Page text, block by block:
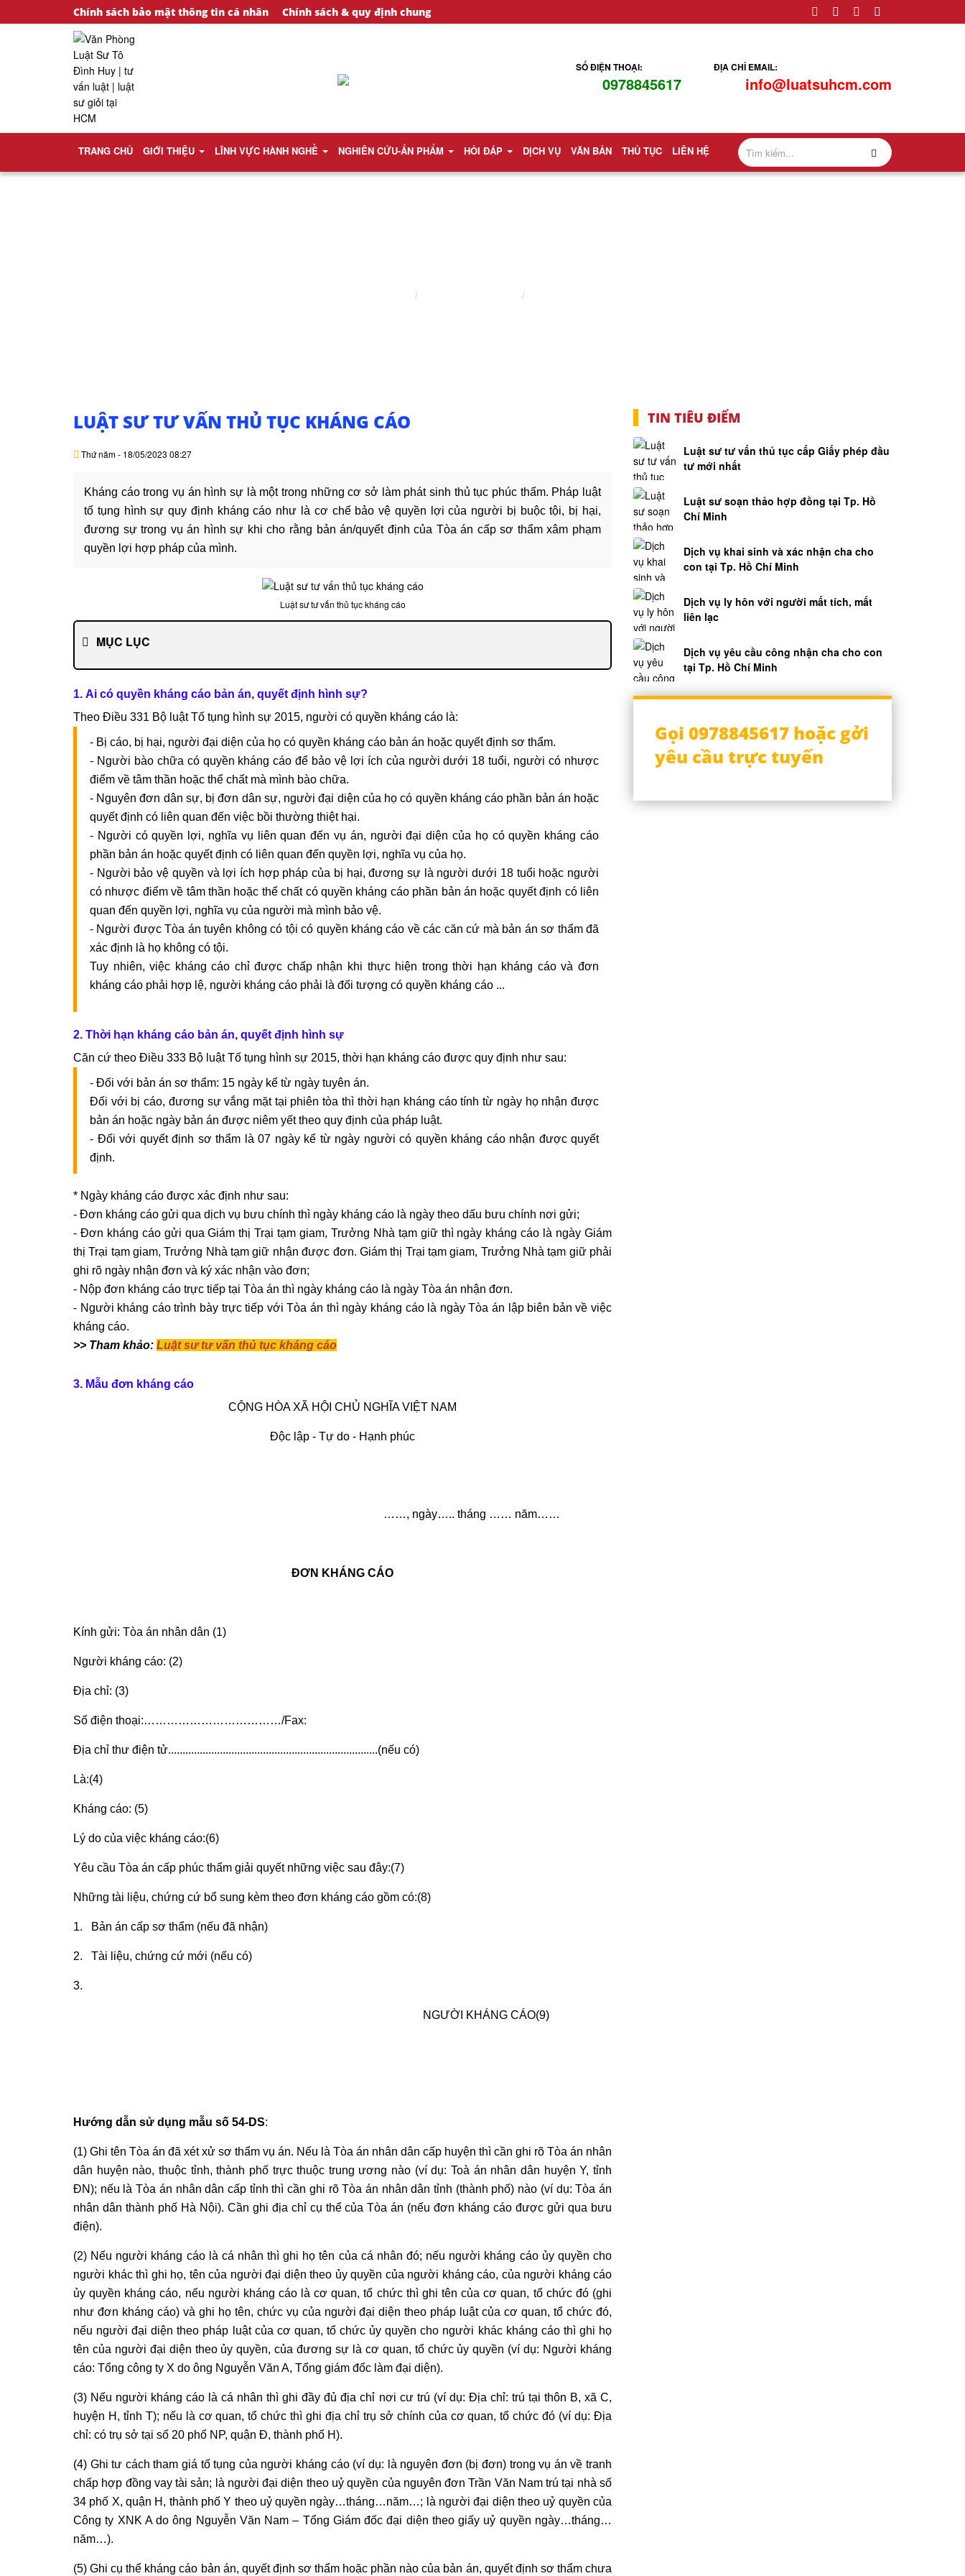
Chính sách bảo mật thông tin cá nhân Chính sách & quy định chung
SỐ ĐIỆN THOẠI:
0978845617
ĐỊA CHỈ EMAIL:
info@luatsuhcm.com
TRANG CHỦ GIỚI THIỆU LĨNH VỰC HÀNH NGHỀ NGHIÊN CỨU-ẤN PHẨM HỎI ĐÁP DỊCH VỤ VĂN BẢN THỦ TỤC LIÊN HỆ
LUẬT SƯ TƯ VẤN THỦ TỤC KHÁNG CÁO
Thứ năm - 18/05/2023 08:27
Kháng cáo trong vụ án hình sự là một trong những cơ sở làm phát sinh thủ tục phúc thẩm. Pháp luật
tố tụng hình sự quy định kháng cáo như là cơ chế bảo vệ quyền lợi của người bị buộc tội, bị hại,
đương sự trong vụ án hình sự khi cho rằng bản án/quyết định của Tòa án cấp sơ thẩm xâm phạm
quyền lợi hợp pháp của mình.
Luật sư tư vấn thủ tục kháng cáo
MỤC LỤC
1. Ai có quyền kháng cáo bản án, quyết định hình sự?
Theo Điều 331 Bộ luật Tố tụng hình sự 2015, người có quyền kháng cáo là:
- Bị cáo, bị hại, người đại diện của họ có quyền kháng cáo bản án hoặc quyết định sơ thẩm.
- Người bào chữa có quyền kháng cáo để bảo vệ lợi ích của người dưới 18 tuổi, người có nhược
điểm về tâm thần hoặc thể chất mà mình bào chữa.
- Nguyên đơn dân sự, bị đơn dân sự, người đại diện của họ có quyền kháng cáo phần bản án hoặc
quyết định có liên quan đến việc bồi thường thiệt hại.
- Người có quyền lợi, nghĩa vụ liên quan đến vụ án, người đại diện của họ có quyền kháng cáo
phần bản án hoặc quyết định có liên quan đến quyền lợi, nghĩa vụ của họ.
- Người bảo vệ quyền và lợi ích hợp pháp của bị hại, đương sự là người dưới 18 tuổi hoặc người
có nhược điểm về tâm thần hoặc thể chất có quyền kháng cáo phần bản án hoặc quyết định có liên
quan đến quyền lợi, nghĩa vụ của người mà mình bảo vệ.
- Người được Tòa án tuyên không có tội có quyền kháng cáo về các căn cứ mà bản án sơ thẩm đã
xác định là họ không có tội.
Tuy nhiên, việc kháng cáo chỉ được chấp nhận khi thực hiện trong thời hạn kháng cáo và đơn
kháng cáo phải hợp lệ, người kháng cáo phải là đối tượng có quyền kháng cáo ...
2. Thời hạn kháng cáo bản án, quyết định hình sự
Căn cứ theo Điều 333 Bộ luật Tố tụng hình sự 2015, thời hạn kháng cáo được quy định như sau:
- Đối với bản án sơ thẩm: 15 ngày kể từ ngày tuyên án.
Đối với bị cáo, đương sự vắng mặt tại phiên tòa thì thời hạn kháng cáo tính từ ngày họ nhận được
bản án hoặc ngày bản án được niêm yết theo quy định của pháp luật.
- Đối với quyết định sơ thẩm là 07 ngày kể từ ngày người có quyền kháng cáo nhận được quyết
định.
* Ngày kháng cáo được xác định như sau:
- Đơn kháng cáo gửi qua dịch vụ bưu chính thì ngày kháng cáo là ngày theo dấu bưu chính nơi gửi;
- Đơn kháng cáo gửi qua Giám thị Trại tạm giam, Trưởng Nhà tạm giữ thì ngày kháng cáo là ngày Giám
thị Trại tạm giam, Trưởng Nhà tạm giữ nhận được đơn. Giám thị Trại tạm giam, Trưởng Nhà tạm giữ phải
ghi rõ ngày nhận đơn và ký xác nhận vào đơn;
- Nộp đơn kháng cáo trực tiếp tại Tòa án thì ngày kháng cáo là ngày Tòa án nhận đơn.
- Người kháng cáo trình bày trực tiếp với Tòa án thì ngày kháng cáo là ngày Tòa án lập biên bản về việc
kháng cáo.
>> Tham khảo: Luật sư tư vấn thủ tục kháng cáo
3. Mẫu đơn kháng cáo
CỘNG HÒA XÃ HỘI CHỦ NGHĨA VIỆT NAM
Độc lập - Tự do - Hạnh phúc
……, ngày….. tháng …… năm……
ĐƠN KHÁNG CÁO
Kính gửi: Tòa án nhân dân (1)
Người kháng cáo: (2)
Địa chỉ: (3)
Số điện thoại:………………………………/Fax:
Địa chỉ thư điện tử.........................................................................(nếu có)
Là:(4)
Kháng cáo: (5)
Lý do của việc kháng cáo:(6)
Yêu cầu Tòa án cấp phúc thẩm giải quyết những việc sau đây:(7)
Những tài liệu, chứng cứ bổ sung kèm theo đơn kháng cáo gồm có:(8)
1. Bản án cấp sơ thẩm (nếu đã nhận)
2. Tài liệu, chứng cứ mới (nếu có)
3.
NGƯỜI KHÁNG CÁO(9)
Hướng dẫn sử dụng mẫu số 54-DS:
(1) Ghi tên Tòa án đã xét xử sơ thẩm vụ án. Nếu là Tòa án nhân dân cấp huyện thì cần ghi rõ Tòa án nhân
dân huyện nào, thuộc tỉnh, thành phố trực thuộc trung ương nào (ví dụ: Toà án nhân dân huyện Y, tỉnh
ĐN); nếu là Tòa án nhân dân cấp tỉnh thì cần ghi rõ Tòa án nhân dân tỉnh (thành phố) nào (ví dụ: Tòa án
nhân dân thành phố Hà Nội). Cần ghi địa chỉ cụ thể của Tòa án (nếu đơn kháng cáo được gửi qua bưu
điện).
(2) Nếu người kháng cáo là cá nhân thì ghi họ tên của cá nhân đó; nếu người kháng cáo ủy quyền cho
người khác thì ghi họ, tên của người đại diện theo ủy quyền của người kháng cáo, của người kháng cáo
ủy quyền kháng cáo, nếu người kháng cáo là cơ quan, tổ chức thì ghi tên của cơ quan, tổ chức đó (ghi
như đơn kháng cáo) và ghi họ tên, chức vụ của người đại diện theo pháp luật của cơ quan, tổ chức đó,
nếu người đại diện theo pháp luật của cơ quan, tổ chức ủy quyền cho người khác kháng cáo thì ghi họ
tên của người đại diện theo ủy quyền, của đương sự là cơ quan, tổ chức ủy quyền (ví dụ: Người kháng
cáo: Tổng công ty X do ông Nguyễn Văn A, Tổng giám đốc làm đại diện).
(3) Nếu người kháng cáo là cá nhân thì ghi đầy đủ địa chỉ nơi cư trú (ví dụ: Địa chỉ: trú tại thôn B, xã C,
huyện H, tỉnh T); nếu là cơ quan, tổ chức thì ghi địa chỉ trụ sở chính của cơ quan, tổ chức đó (ví dụ: Địa
chỉ: có trụ sở tại số 20 phố NP, quận Đ, thành phố H).
(4) Ghi tư cách tham giá tố tụng của người kháng cáo (ví dụ: là nguyên đơn (bị đơn) trong vụ án về tranh
chấp hợp đồng vay tài sản; là người đại diện theo uỷ quyền của nguyên đơn Trần Văn Nam trú tại nhà số
34 phố X, quận H, thành phố Y theo uỷ quyền ngày…tháng…năm…; là người đại diện theo uỷ quyền của
Công ty XNK A do ông Nguyễn Văn Nam – Tổng Giám đốc đại diện theo giấy uỷ quyền ngày…tháng…
năm…).
(5) Ghi cụ thể kháng cáo bản án, quyết định sơ thẩm hoặc phần nào của bản án, quyết định sơ thẩm chưa
TIN TIÊU ĐIỂM
Luật sư tư vấn thủ tục cấp Giấy phép đầu
tư mới nhất
Luật sư soạn thảo hợp đồng tại Tp. Hồ
Chí Minh
Dịch vụ khai sinh và xác nhận cha cho
con tại Tp. Hồ Chí Minh
Dịch vụ ly hôn với người mất tích, mất
liên lạc
Dịch vụ yêu cầu công nhận cha cho con
tại Tp. Hồ Chí Minh
Gọi 0978845617 hoặc gởi
yêu cầu trực tuyến